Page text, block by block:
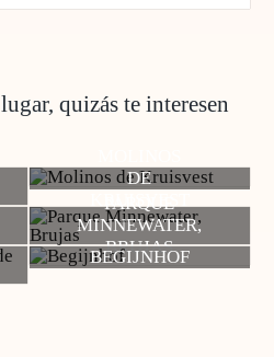
quizás te interesen
DE
PARQUE
MINNEWATER,
BRUJAS
BEGIJNHOF